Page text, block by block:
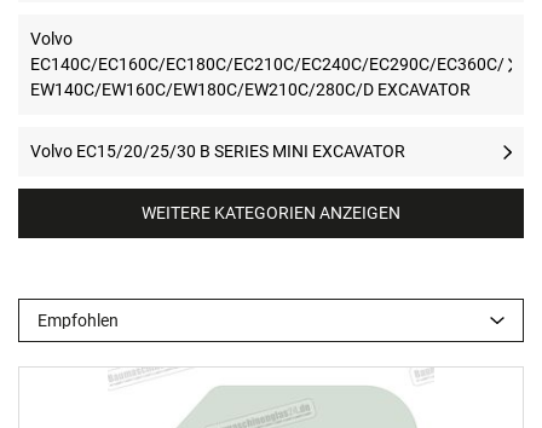
Volvo
EC140C/EC160C/EC180C/EC210C/EC240C/EC290C/EC360C/
EW140C/EW160C/EW180C/EW210C/280C/D EXCAVATOR
Volvo EC15/20/25/30 B SERIES MINI EXCAVATOR
WEITERE KATEGORIEN ANZEIGEN